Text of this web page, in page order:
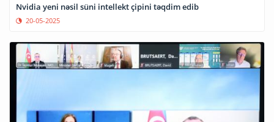
Nvidia yeni nəsil süni intellekt çipini təqdim edib
20-05-2025